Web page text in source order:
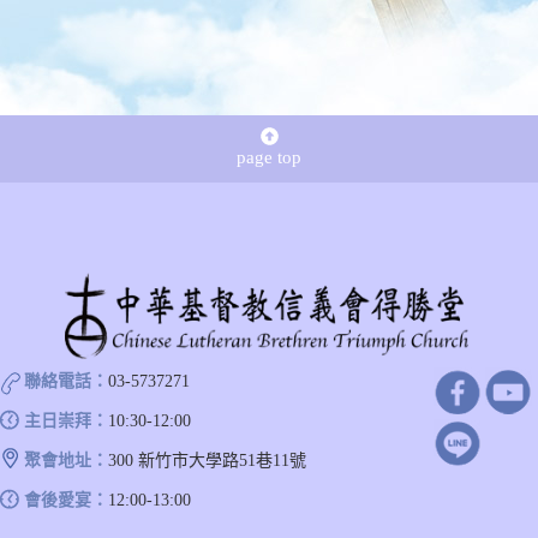
page top
聯絡電話： 03-5737271
主日崇拜： 10:30-12:00
聚會地址： 300 新竹市大學路51巷11號
會後愛宴： 12:00-13:00